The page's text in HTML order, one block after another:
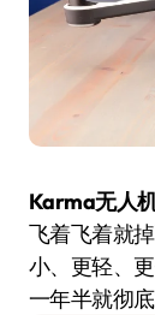
Karma无人
飞着飞着就
小、更轻、
一年半就彻